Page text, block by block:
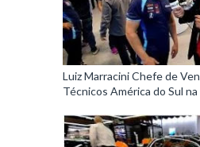
Luiz Marracini Chefe de
Técnicos América do Sul na